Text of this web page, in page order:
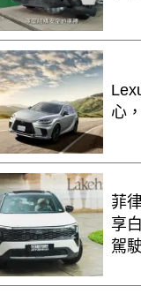
心
菲
享白色
駕